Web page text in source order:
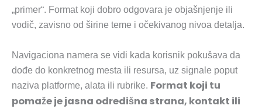
„primer“. Format koji dobro odgovara je objašnjenje ili
vodič, zavisno od širine teme i očekivanog nivoa detalja.
Navigaciona namera se vidi kada korisnik pokušava da
dođe do konkretnog mesta ili resursa, uz signale poput
naziva platforme, alata ili rubrike. Format koji tu
pomaže je jasna odredišna strana, kontakt ili